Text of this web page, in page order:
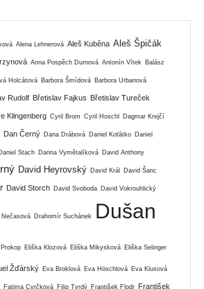
Alena Lehnerová Aleš Kuběna Aleš Špičák
Anna Pospěch Durnová Antonín Vítek Balász
Holcátová Barbora Šmídová Barbora Urbanová
Rudolf Břetislav Fajkus Břetislav Tureček
Klingenberg Cyril Brom Cyril Hoschl Dagmar Krejčí
Dan Černý Dana Drábová Daniel Koťátko Daniel
Stach Darina Vymětalíková David Anthony
David Heyrovský David Král David Šanc
David Storch David Svoboda David Vokrouhlický
Nečasová Drahomír Suchánek
Dušan
Eliška Klozová Eliška Mikysková Eliška Selinger
Žďárský Eva Broklová Eva Höschlová Eva Klusová
Fatima Cvrčková Filip Tvrdý František Flodr František